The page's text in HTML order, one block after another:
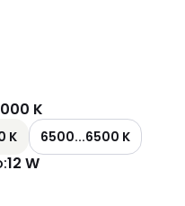
K
K 6500...6500 K
:12 W